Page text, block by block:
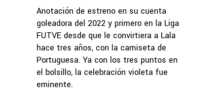
Anotación de estreno en su cuenta
goleadora del 2022 y primero en la Liga
FUTVE desde que le convirtiera a Lala
hace tres años, con la camiseta de
Portuguesa. Ya con los tres puntos en
el bolsillo, la celebración violeta fue
eminente.